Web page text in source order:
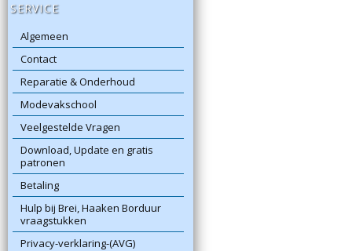
SERVICE
Algemeen
Contact
Reparatie & Onderhoud
Modevakschool
Veelgestelde Vragen
Download, Update en gratis
patronen
Betaling
Hulp bij Brei, Haaken Borduur
vraagstukken
Privacy-verklaring-(AVG)